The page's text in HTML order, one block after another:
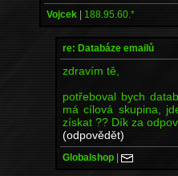
Vojcek | 188.95.60.*
re: Databáze emailů
zdravím tě,
potřeboval bych
má cílová skupina,
získat ?? Dík za
(odpovědět)
Globalshop |